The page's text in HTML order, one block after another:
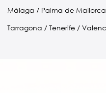
Málaga / Palma de
Tarragona / Tenerife /